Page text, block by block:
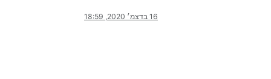
16 בדצמ׳ 2020, 18:59